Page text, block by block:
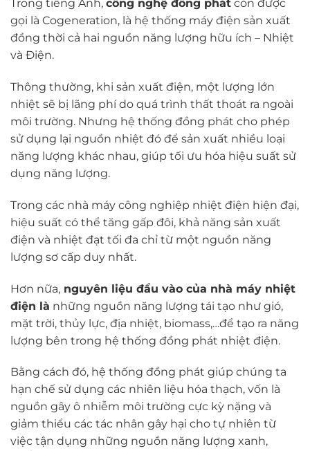
Trong tiếng Anh, công nghệ đồng phát còn được
gọi là Cogeneration, là hệ thống máy điện sản xuất
đồng thời cả hai nguồn năng lượng hữu ích – Nhiệt
và Điện.
Thông thường, khi sản xuất điện, một lượng lớn
nhiệt sẽ bị lãng phí do quá trình thất thoát ra ngoài
môi trường. Nhưng hệ thống đồng phát cho phép
sử dụng lại nguồn nhiệt đó để sản xuất nhiều loại
năng lượng khác nhau, giúp tối ưu hóa hiệu suất sử
dụng năng lượng.
Trong các nhà máy công nghiệp nhiệt điện hiện đại,
hiệu suất có thể tăng gấp đôi, khả năng sản xuất
điện và nhiệt đạt tối đa chỉ từ một nguồn năng
lượng sơ cấp duy nhất.
Hơn nữa, nguyên liệu đầu vào của nhà máy nhiệt
điện là những nguồn năng lượng tái tạo như gió,
mặt trời, thủy lực, địa nhiệt, biomass,…để tạo ra năng
lượng bên trong hệ thống đồng phát nhiệt điện.
Bằng cách đó, hệ thống đồng phát giúp chúng ta
hạn chế sử dụng các nhiên liệu hóa thạch, vốn là
nguồn gây ô nhiễm môi trường cực kỳ nặng và
giảm thiểu các tác nhân gây hại cho tự nhiên từ
việc tận dụng những nguồn năng lượng xanh,